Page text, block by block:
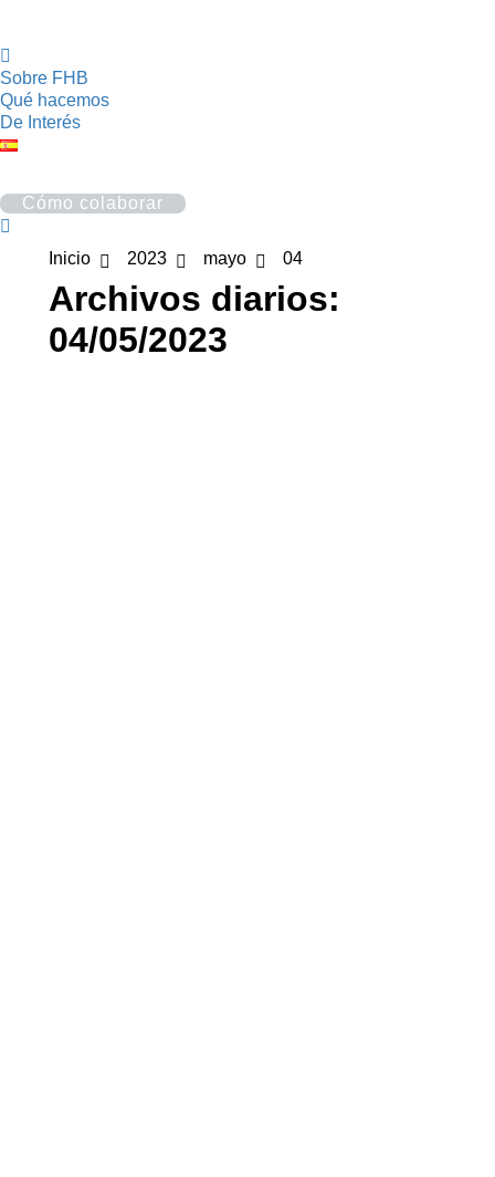
Sobre FHB
Qué hacemos
De Interés
Cómo colaborar
Buscar:
Archivos diarios:
04/05/2023
Estás aquí:
Inicio 2023 mayo 04